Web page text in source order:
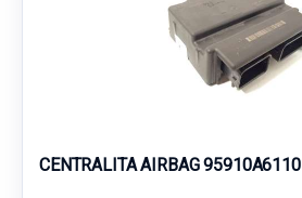
CENTRALITA AIRBAG 95910A6110